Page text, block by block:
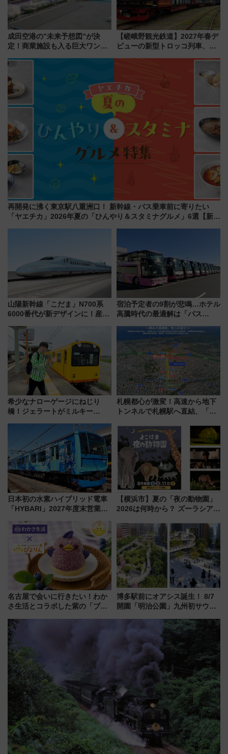
成田空港の”未来予想図”が決
定！商業施設も入る巨大ワンタ
で新型特急が品川･羽田とを結
ぶ！ JR空港駅は2面3線化！
【嵯峨野観光鉄道】2027年春デ
ビューの新型トロッコ列車、い
再開発に沸く東京駅八重洲口！ 新幹線・バス乗車前に寄りたい
「ヤエチカ」2026年夏の「ひんやり＆スタミナグルメ」6選【新店
山陽新幹線「こだま」N700系
6000番代が新デザインに！産学
用は今冬から
宿泊予定者の9割が悲鳴…ホテル
高騰時代の最適解は「バス
した、推し活遠征や観光時のリ
アルな懐事情
希少なナローゲージにねじり
橋！ジェラートがミルキー
278回目の舞台は「三岐鉄道北
札幌都心が激変！高速から地下
トンネルで札幌駅へ直結、「創
から本格着工、延長4.8km整備
事業の全貌
日本初の水素ハイブリッド電車
「HYBARI」2027年度末営業運
で水素利活用が加速
【横浜市】夏の「夜の動物園」
2026は何時から？ ズーラシア・
見どころ、限定イベントを徹底
解説！
名古屋で会いに行きたい！わか
さ生活とコラボした紫の「ブル
売
博多駅前にオアシス誕生！ 8/7
開園「明治公園」九州初サウナ
品グルメ登場で駅前の過ごし方
はどう変わる？